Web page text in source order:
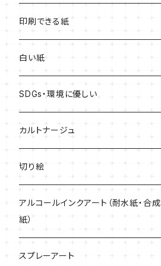
赤系
青系
黄色系
緑系
紫系
黒・グレー系
キラキラ
印刷できる紙
レーザープリンター専用
インクジェットプリンター専用
どんなプリンターでも印刷できる
白い紙
SDGs・環境に優しい
カルトナージュ
切り絵
アルコールインクアート（耐水紙・合成
紙）
スプレーアート